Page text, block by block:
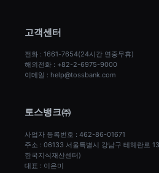
고객센터
전화 : 1661-7654(24시간 연중무휴)
해외전화 : +82-2-6975-9000
이메일 : help@tossbank.com
토스뱅크㈜
사업자 등록번호 : 462-86-01671
주소 : 06133 서울특별시 강남구 테헤란로
한국지식재산센터)
대표 : 이은미